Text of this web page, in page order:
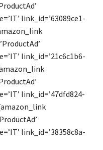
link_id=’63089ce1-
link_id=’21c6c1b6-
link_id=’47dfd824-
link_id=’38358c8a-